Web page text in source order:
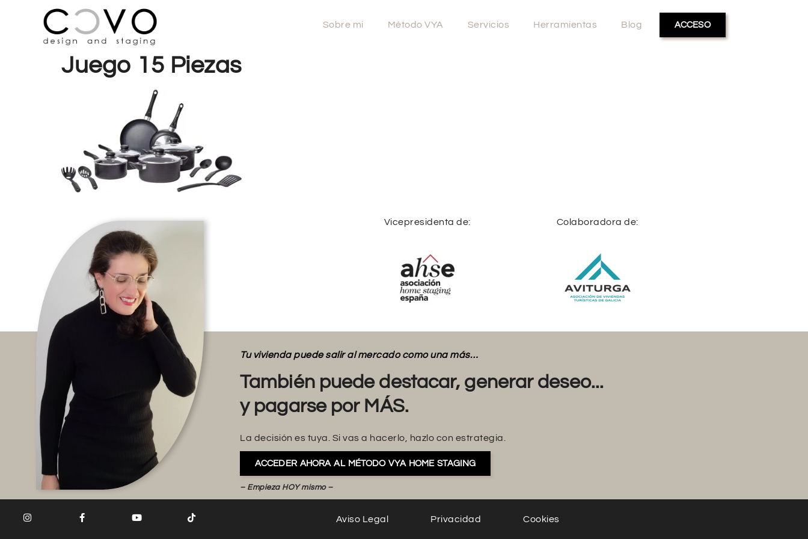
Sobre mi Método VYA Servicios Herramientas Blog ACCESO
Juego 15 Piezas
Vicepresidenta de: Colaboradora de:
Tu vivienda puede salir al mercado como una más…
También puede destacar, generar deseo...
y pagarse por MÁS.
La decisión es tuya. Si vas a hacerlo, hazlo con estrategia.
ACCEDER AHORA AL MÉTODO VYA HOME STAGING
– Empieza HOY mismo –
Aviso Legal Privacidad Cookies